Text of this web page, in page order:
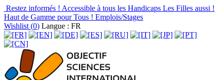
Restez informés ! Accessible à tous les Handicaps Les Filles aussi !
Haut de Gamme pour Tous ! Emplois/Stages
Wishlist (0) Langue : FR